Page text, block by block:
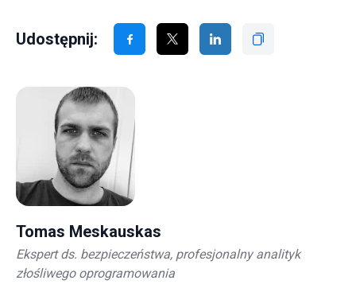
Udostępnij:
Tomas Meskauskas
Ekspert ds. bezpieczeństwa, profesjonalny analityk
złośliwego oprogramowania